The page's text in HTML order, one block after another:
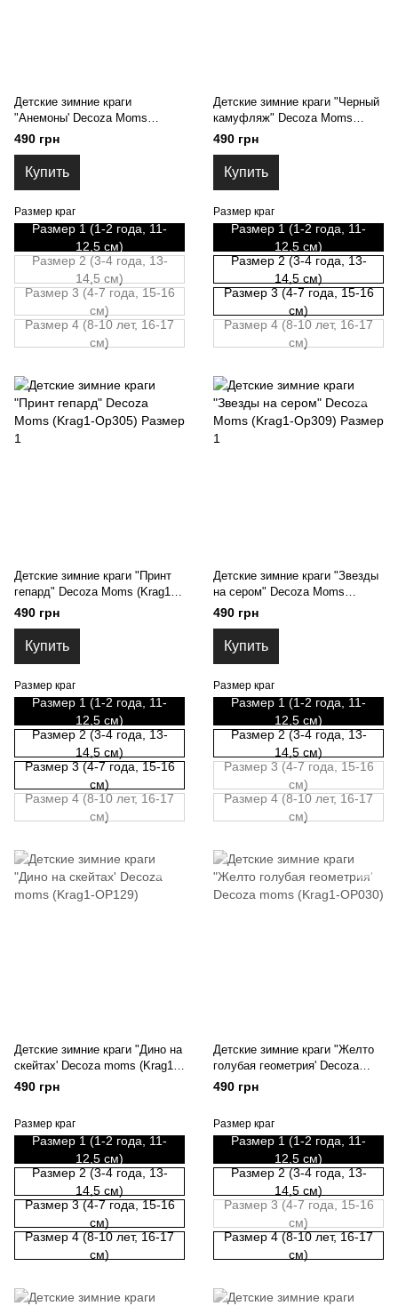
Детские зимние краги
"Анемоны' Decoza Moms
(Krag1-Op307) Размер 1
490 грн
Купить
Размер краг
Размер 1 (1-2 года, 11-
12,5 см)
Размер 2 (3-4 года, 13-
14,5 см)
Размер 3 (4-7 года, 15-16
см)
Размер 4 (8-10 лет, 16-17
см)
Детские зимние краги "Черный
камуфляж" Decoza Moms
(Krag1-Op306) Размер 1
490 грн
Купить
Размер краг
Размер 1 (1-2 года, 11-
12,5 см)
Размер 2 (3-4 года, 13-
14,5 см)
Размер 3 (4-7 года, 15-16
см)
Размер 4 (8-10 лет, 16-17
см)
Детские зимние краги "Принт
гепард" Decoza Moms (Krag1-
Op305) Размер 1
490 грн
Купить
Размер краг
Размер 1 (1-2 года, 11-
12,5 см)
Размер 2 (3-4 года, 13-
14,5 см)
Размер 3 (4-7 года, 15-16
см)
Размер 4 (8-10 лет, 16-17
см)
Детские зимние краги "Звезды
на сером" Decoza Moms
(Krag1-Op309) Размер 1
490 грн
Купить
Размер краг
Размер 1 (1-2 года, 11-
12,5 см)
Размер 2 (3-4 года, 13-
14,5 см)
Размер 3 (4-7 года, 15-16
см)
Размер 4 (8-10 лет, 16-17
см)
Детские зимние краги "Дино на
скейтах' Decoza moms (Krag1-
OP129)
490 грн
Размер краг
Размер 1 (1-2 года, 11-
12,5 см)
Размер 2 (3-4 года, 13-
14,5 см)
Размер 3 (4-7 года, 15-16
см)
Размер 4 (8-10 лет, 16-17
см)
Детские зимние краги "Желто
голубая геометрия' Decoza
moms (Krag1-OP030)
490 грн
Размер краг
Размер 1 (1-2 года, 11-
12,5 см)
Размер 2 (3-4 года, 13-
14,5 см)
Размер 3 (4-7 года, 15-16
см)
Размер 4 (8-10 лет, 16-17
см)